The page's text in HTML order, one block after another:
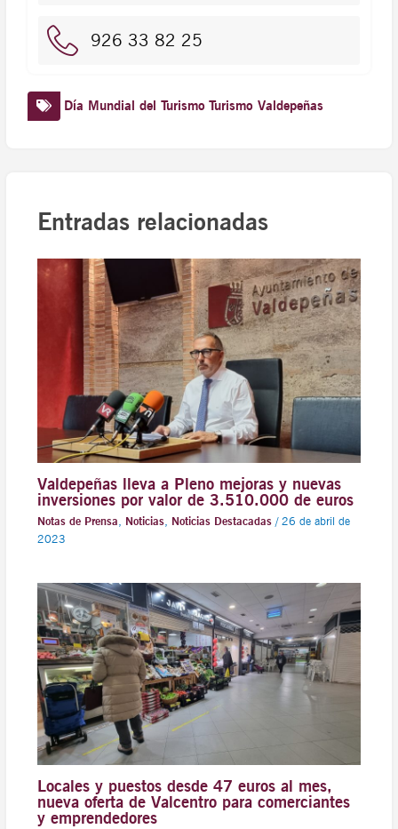
926 33 82 25
Día Mundial del Turismo Turismo Valdepeñas
Entradas relacionadas
Valdepeñas lleva a Pleno mejoras y nuevas
inversiones por valor de 3.510.000 de euros
Notas de Prensa, Noticias, Noticias Destacadas/ 26 de abril de
2023
Locales y puestos desde 47 euros al mes,
nueva oferta de Valcentro para comerciantes
y emprendedores